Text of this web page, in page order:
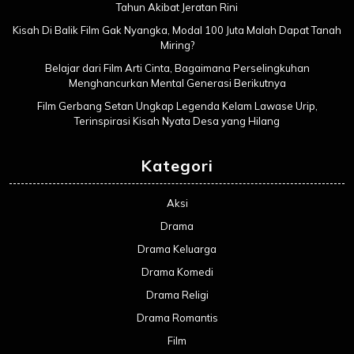
Tahun Akibat Jeratan Rini
Kisah Di Balik Film Gak Nyangka, Modal 100 Juta Malah Dapat Tanah
Miring?
Belajar dari Film Arti Cinta, Bagaimana Perselingkuhan
Menghancurkan Mental Generasi Berikutnya
Film Gerbang Setan Ungkap Legenda Kelam Lawase Urip,
Terinspirasi Kisah Nyata Desa yang Hilang
Kategori
Aksi
Drama
Drama Keluarga
Drama Komedi
Drama Religi
Drama Romantis
Film